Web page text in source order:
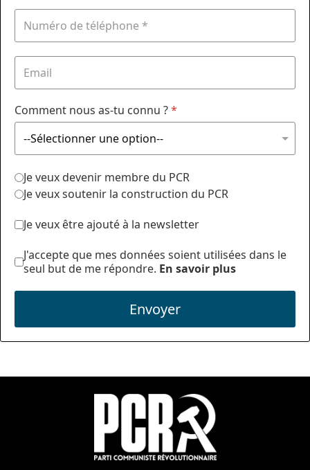
Comment nous as-tu connu ?*
Je veux devenir membre du PCR
Je veux soutenir la construction du PCR
Je veux être ajouté à la newsletter
J'accepte que mes données soient utilisées dans le
seul but de me répondre. En savoir plus
Envoyer